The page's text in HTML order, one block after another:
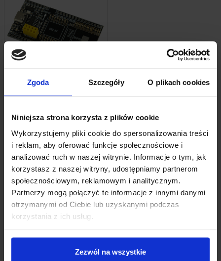
Zgoda Szczegóły O plikach cookies
Niniejsza strona korzysta z plików cookie
Wykorzystujemy pliki cookie do spersonalizowania treści
i reklam, aby oferować funkcje społecznościowe i
analizować ruch w naszej witrynie. Informacje o tym, jak
korzystasz z naszej witryny, udostępniamy partnerom
społecznościowym, reklamowym i analitycznym.
Partnerzy mogą połączyć te informacje z innymi danymi
otrzymanymi od Ciebie lub uzyskanymi podczas
korzystania z ich usług.
Zezwól na wszystkie
Adapter Modułów ESP12, ESP32 I ESP01
29,19 zł
Powiadom mnie